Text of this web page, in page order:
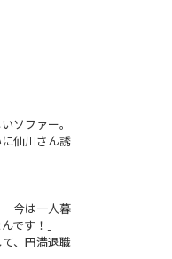
ソファー。
仙川さん誘
今は一人暮
です！」
、円満退職